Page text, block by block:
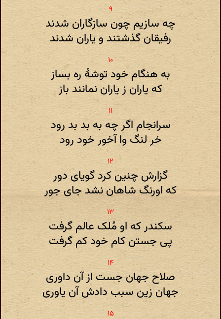
چه سازیم چون سازگاران شدند
رفیقان گذشتند و یاران شدند
به هنگام خود توشهٔ ره بساز
که یاران ز یاران نمانند باز
سرانجام اگر چه به بد بد رود
خر لنگ وا آخور خود رود
گزارش چنین کرد گویای دور
که اورنگ شاهان نشد جای جور
سکندر که او مُلک عالم گرفت
پی جستن کام خود کم گرفت
صلاح جهان جست از آن داوری
جهان زین سبب دادش آن یاوری